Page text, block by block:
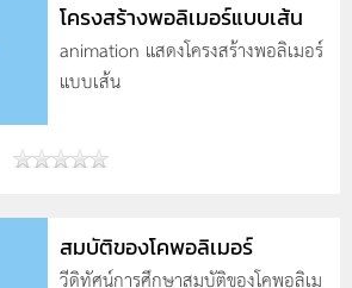
โครงสร้างพอลิเมอร์แบบเส้น
animation แสดงโครงสร้างพอลิเมอร์
แบบเส้น
สมบัติของโคพอลิเมอร์
วีดิทัศน์การศึกษาสมบัติของโคพอลิเม